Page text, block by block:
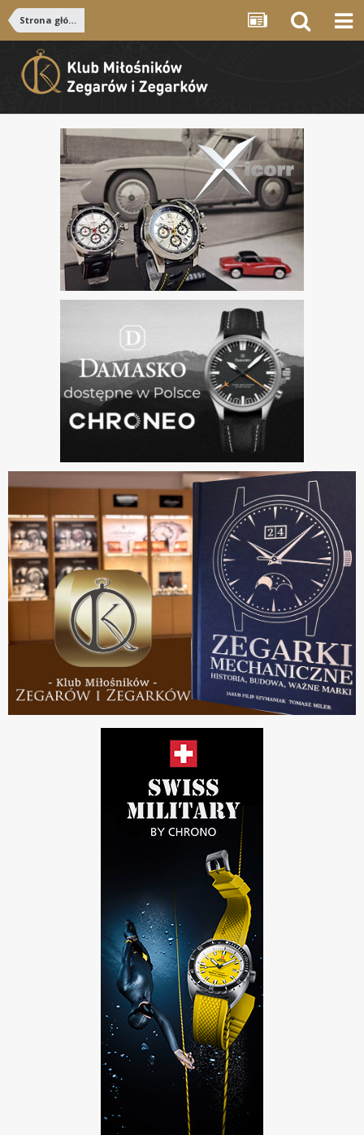
Strona główna